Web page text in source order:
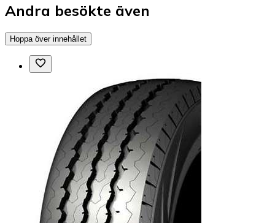
Andra besökte även
Hoppa över innehållet